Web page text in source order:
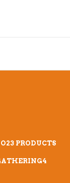
23 PRODUCTS
4